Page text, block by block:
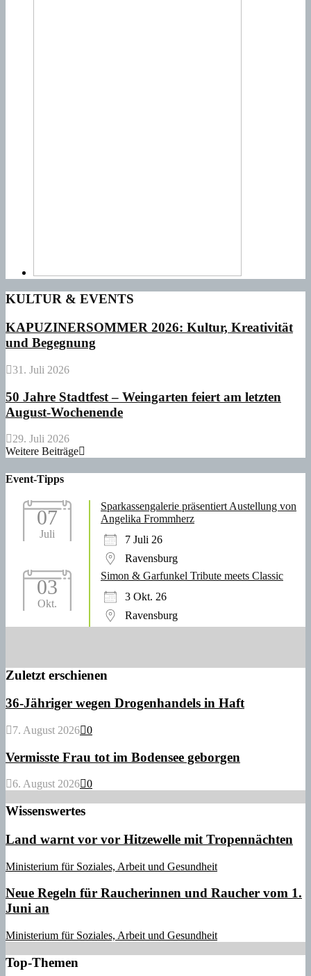
KULTUR & EVENTS
KAPUZINERSOMMER 2026: Kultur, Kreativität
und Begegnung
31. Juli 2026
50 Jahre Stadtfest – Weingarten feiert am letzten
August-Wochenende
29. Juli 2026
Weitere Beiträge
Event-Tipps
07
Juli
Sparkassengalerie präsentiert Austellung von
Angelika Frommherz
7 Juli 26
Ravensburg
03
Okt.
Simon & Garfunkel Tribute meets Classic
3 Okt. 26
Ravensburg
Zuletzt erschienen
36-Jähriger wegen Drogenhandels in Haft
7. August 2026 0
Vermisste Frau tot im Bodensee geborgen
6. August 2026 0
Wissenswertes
Land warnt vor vor Hitzewelle mit Tropennächten
Ministerium für Soziales, Arbeit und Gesundheit
Neue Regeln für Raucherinnen und Raucher vom 1.
Juni an
Ministerium für Soziales, Arbeit und Gesundheit
Top-Themen